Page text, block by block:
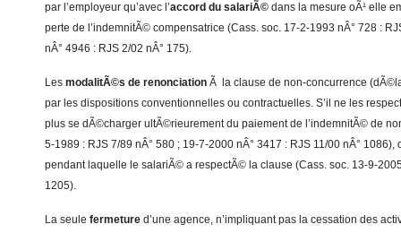
par l’employeur qu’avec l’accord du salariÃ© dans la mesure oÃ¹ elle
perte de l’indemnitÃ© compensatrice (Cass. soc. 17-2-1993 nÂ° 728 :
nÂ° 4946 : RJS 2/02 nÂ° 175).
Les modalitÃ©s de renonciation Ã la clause de non-concurrence
par les dispositions conventionnelles ou contractuelles. S’il ne les
plus se dÃ©charger ultÃ©rieurement du paiement de l’indemnitÃ© de
5-1989 : RJS 7/89 nÂ° 580 ; 19-7-2000 nÂ° 3417 : RJS 11/00 nÂ°
pendant laquelle le salariÃ© a respectÃ© la clause (Cass. soc. 13-9-
1205).
La seule fermeture d’une agence, n’impliquant pas la cessation des